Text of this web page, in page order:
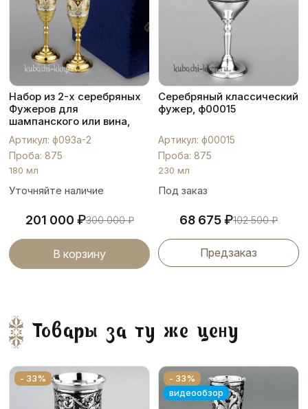
Набор из 2-х серебряных
Фужеров для
шампанского или вина,
ф093а-2
Артикул: ф093а-2
Проба: 875
180 мл
Уточняйте наличие
201 000 ₽300 000₽
В корзину
Серебряный классический
фужер, ф00015
Артикул: ф00015
Проба: 875
230 мл
Под заказ
68 675₽102 500₽
Предзаказ
Товары за ту же цену
- 33%
- 33%
видеообзор